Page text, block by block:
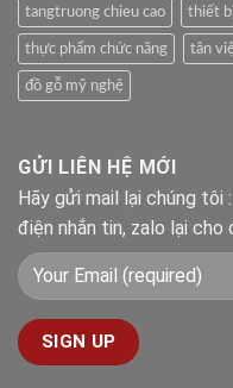
tangtruong chieu cao thiết
thực phẩm chức năng tân
đồ gỗ mỹ nghệ
GỬI LIÊN HỆ MỚI
Hãy gửi mail lại chúng tôi
điện nhắn tin, zalo lại